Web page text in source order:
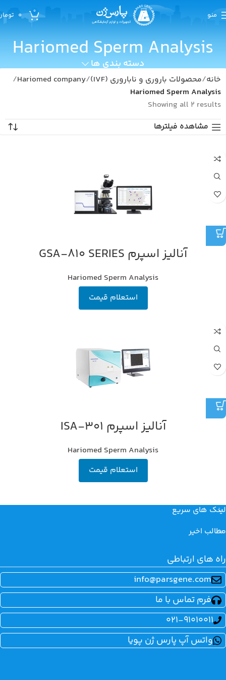
منو 0
0
Hariomed Sperm Analysis
دسته بندی ها
خانه محصولات باروری و ناباروری (IVF)
Hariomed company
Hariomed Sperm Analysis
Showing all 2 results
مشاهده فیلترها
آنالیز اسپرم GSA-810 SERIES
Hariomed Sperm Analysis
استعلام قیمت
آنالیز اسپرم ISA-301
Hariomed Sperm Analysis
استعلام قیمت
لینک های سریع
مطالب اخیر
راه های ارتباطی
info@parsgene.com
فرم تماس با ما
021-91010011
واتس آپ پارس ژن پویا